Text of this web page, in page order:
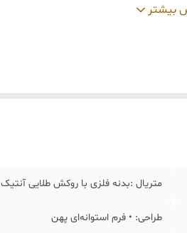
متوسط ( ارتفاع ۳۵ سانت و قطر۲۰ سانت و دهانه ۱۴ سانت)
بیشتر
متریال :بدنه فلزی با روکش طلایی آنتیک
طراحی: • فرم استوانه‌ای پهن